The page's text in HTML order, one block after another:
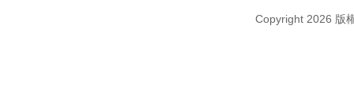
Copyright 2026 版